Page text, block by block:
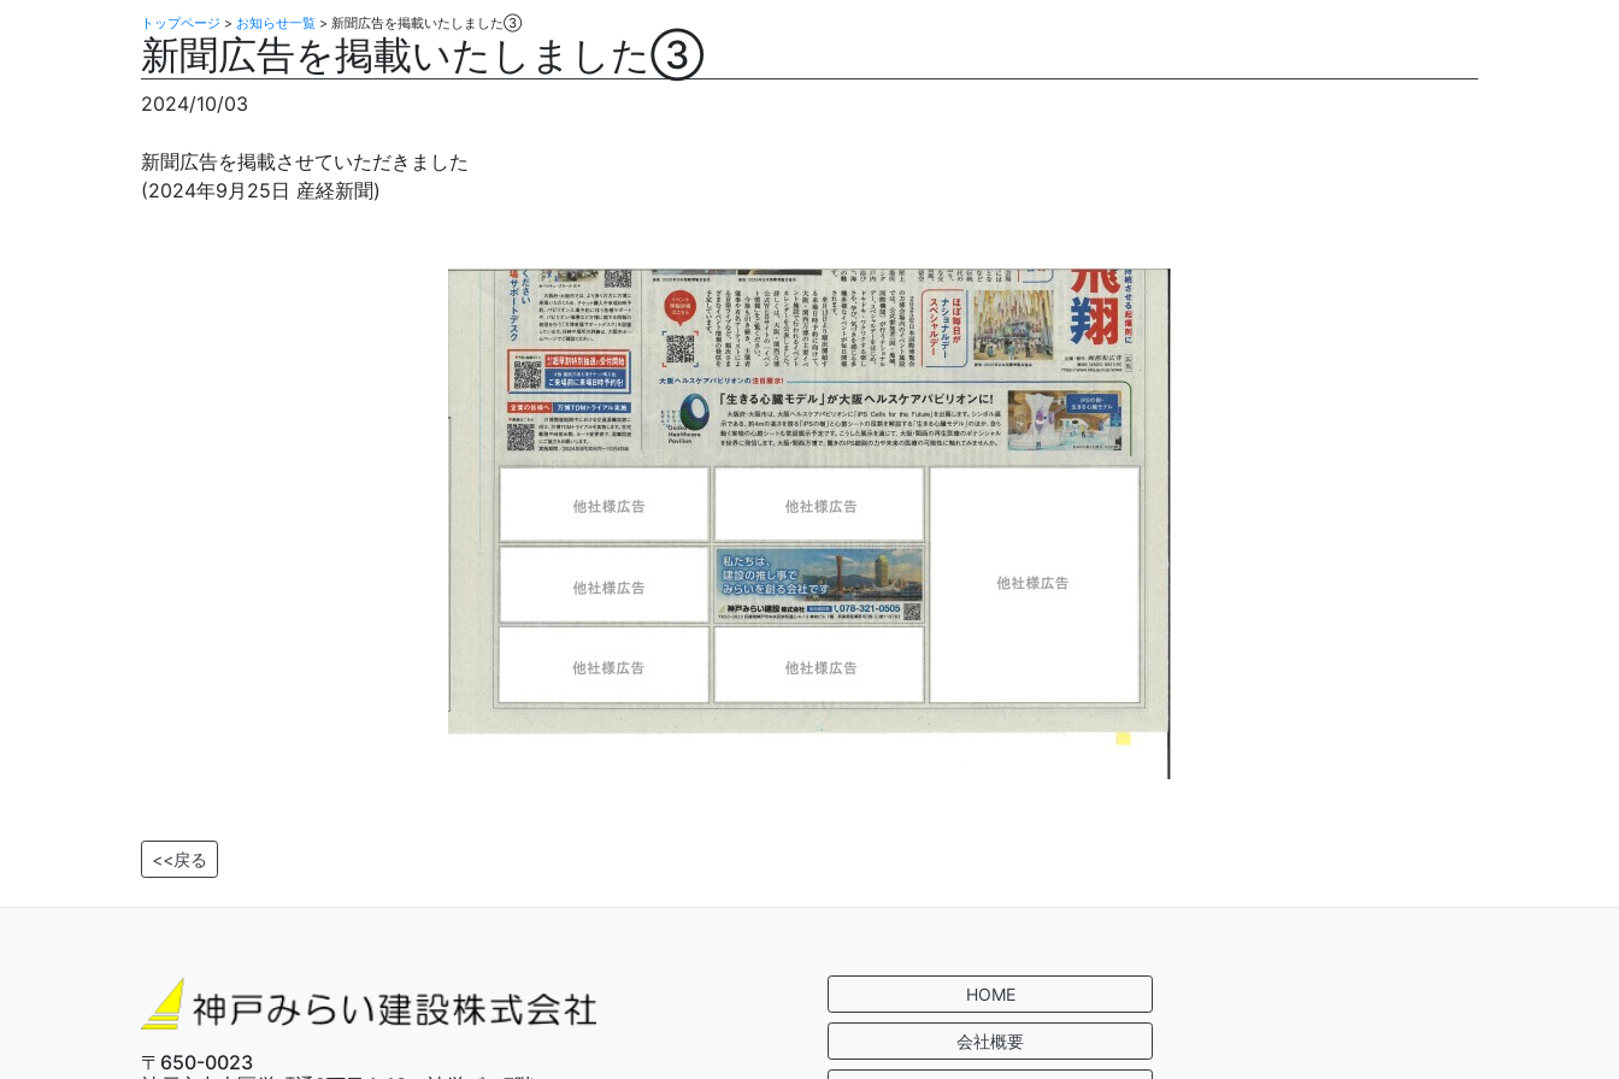
トップページ > お知らせ一覧 > 新聞広告を掲載いたしました③
新聞広告を掲載いたしました③
2024/10/03
新聞広告を掲載させていただきました
(2024年9月25日 産経新聞)
<<戻る
〒650-0023
HOME
会社概要